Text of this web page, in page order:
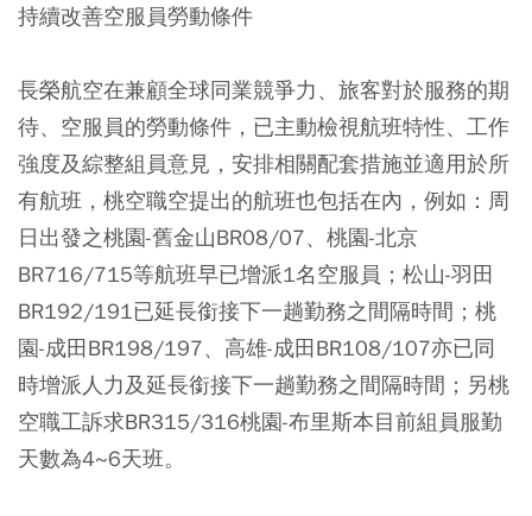
持續改善空服員勞動條件
長榮航空在兼顧全球同業競爭力、旅客對於服務的期
待、空服員的勞動條件，已主動檢視航班特性、工作
強度及綜整組員意見，安排相關配套措施並適用於所
有航班，桃空職空提出的航班也包括在內，例如：周
日出發之桃園-舊金山BR08/07、桃園-北京
BR716/715等航班早已增派1名空服員；松山-羽田
BR192/191已延長銜接下一趟勤務之間隔時間；桃
園-成田BR198/197、高雄-成田BR108/107亦已同
時增派人力及延長銜接下一趟勤務之間隔時間；另桃
空職工訴求BR315/316桃園-布里斯本目前組員服勤
天數為4~6天班。